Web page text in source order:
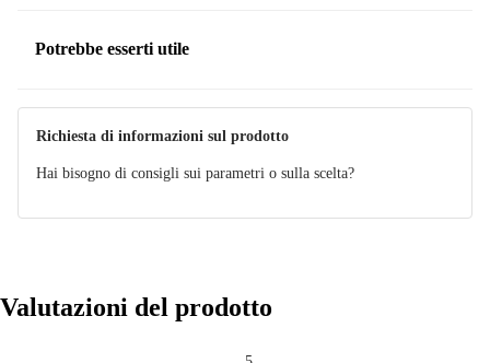
tipi di plastica. Possono essere utilizzati anche su superfici ruvide
Potrebbe esserti utile
Richiesta di informazioni sul prodotto
Hai bisogno di consigli sui parametri o sulla scelta?
Valutazioni del prodotto